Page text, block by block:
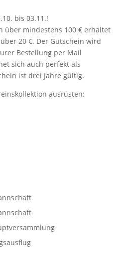
bis 03.11.!
über mindestens 100 € erhaltet
20 €. Der Gutschein wird
Bestellung per Mail
sich auch perfekt als
ist drei Jahre gültig.
ausrüsten: